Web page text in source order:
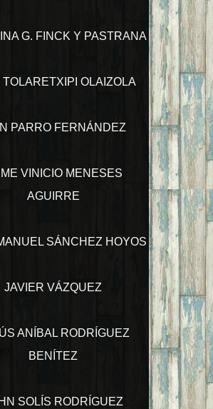
G. FINCK Y PASTRANA
TOLARETXIPI OLAIZOLA
PARRO FERNÁNDEZ
VINICIO MENESES
AGUIRRE
SÁNCHEZ HOYOS
JAVIER VÁZQUEZ
ANÍBAL RODRÍGUEZ
BENÍTEZ
SOLÍS RODRÍGUEZ